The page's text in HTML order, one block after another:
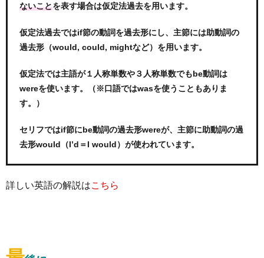
ないことを表す場合は仮定法過去を用います。
仮定法過去ではif節の動詞を過去形にし、主節には助動詞の
過去形（would, could, mightなど）を用います。
仮定法では主語が１人称単数や３人称単数でもbe動詞は
wereを使います。（※口語ではwasを使うこともありま
す。）
セリフではif節にbe動詞の過去形wereが、主節に助動詞の過
去形would（I’d＝I would）が使われています。
詳しい英語の解説はこちら